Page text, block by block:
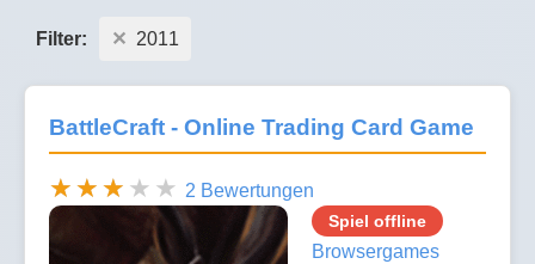
Filter: 2011
BattleCraft - Online Trading Card Game
2 Bewertungen
Spiel offline
Browsergames